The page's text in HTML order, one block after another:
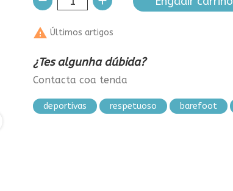
 Últimos artigos
¿Tes algunha dúbida?
Contacta coa tenda
deportivas respetuoso barefoot